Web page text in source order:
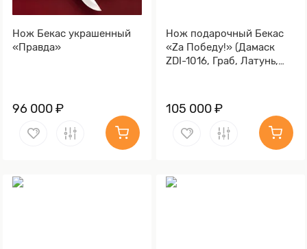
Нож Бекас украшенный
«Правда»
96 000 ₽
Нож подарочный Бекас
«Za Победу!» (Дамаск
ZDI-1016, Граб, Латунь,
105 000 ₽